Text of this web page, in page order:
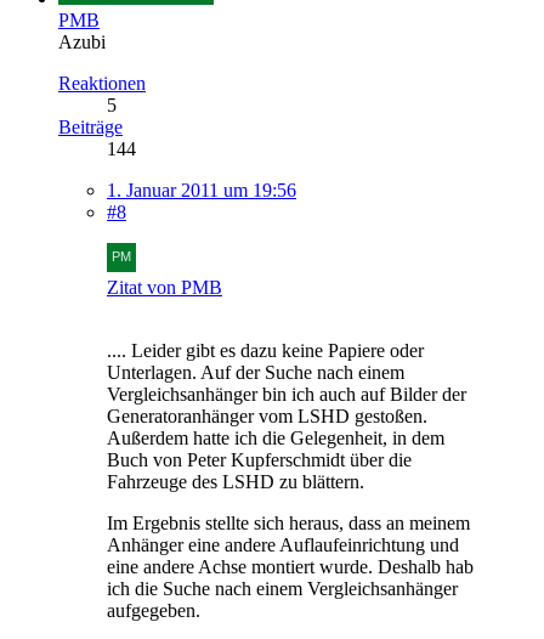
PMB
Azubi
Reaktionen
5
Beiträge
144
1. Januar 2011 um 19:56
#8
Zitat von PMB
.... Leider gibt es dazu keine Papiere oder
Unterlagen. Auf der Suche nach einem
Vergleichsanhänger bin ich auch auf Bilder der
Generatoranhänger vom LSHD gestoßen.
Außerdem hatte ich die Gelegenheit, in dem
Buch von Peter Kupferschmidt über die
Fahrzeuge des LSHD zu blättern.
Im Ergebnis stellte sich heraus, dass an meinem
Anhänger eine andere Auflaufeinrichtung und
eine andere Achse montiert wurde. Deshalb hab
ich die Suche nach einem Vergleichsanhänger
aufgegeben.